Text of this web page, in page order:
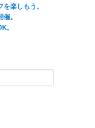
楽しもう。
。
。